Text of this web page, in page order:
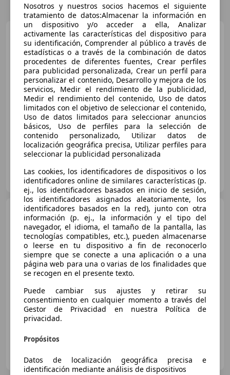
Citroen C31.5BlueHDi S&S
Feel 100
€ 9.090
Precio justo
04/2022 107.471 km Diésel
73 kW (99 CV)
¡STOCK FUERA! Hasta -45% dto sobre financiación!
CLICARS MADRID
ES-28021 MADRID
Citroen C3 1.5BlueHDi S&S
Feel 100
€ 9.990
Preciojusto
04/2022 80.120 km Diésel
73 kW (99 CV)
¡STOCK FUERA! Hasta -45% dto sobre financiación!
ES-28021 MADRID
Nosotros y nuestros socios hacemos el siguiente
tratamiento de datos:Almacenar la información en
un dispositivo y/o acceder a ella, Analizar
activamente las características del dispositivo para
su identificación, Comprender al público a través de
estadísticas o a través de la combinación de datos
procedentes de diferentes fuentes, Crear perfiles
para publicidad personalizada, Crear un perfil para
personalizar el contenido, Desarrollo y mejora de los
servicios, Medir el rendimiento de la publicidad,
Medir el rendimiento del contenido, Uso de datos
limitados con el objetivo de seleccionar el contenido,
Uso de datos limitados para seleccionar anuncios
básicos, Uso de perfiles para la selección de
contenido personalizado, Utilizar datos de
localización geográfica precisa, Utilizar perfiles para
seleccionar la publicidad personalizada
Las cookies, los identificadores de dispositivos o los
identificadores online de similares características (p.
ej., los identificadores basados en inicio de sesión,
los identificadores asignados aleatoriamente, los
identificadores basados en la red), junto con otra
información (p. ej., la información y el tipo del
navegador, el idioma, el tamaño de la pantalla, las
tecnologías compatibles, etc.), pueden almacenarse
o leerse en tu dispositivo a fin de reconocerlo
siempre que se conecte a una aplicación o a una
página web para una o varias de los finalidades que
se recogen en el presente texto.
Puede cambiar sus ajustes y retirar su
consentimiento en cualquier momento a través del
Gestor de Privacidad en nuestra Política de
privacidad.
Propósitos
Datos de localización geográfica precisa e
identificación mediante análisis de dispositivos